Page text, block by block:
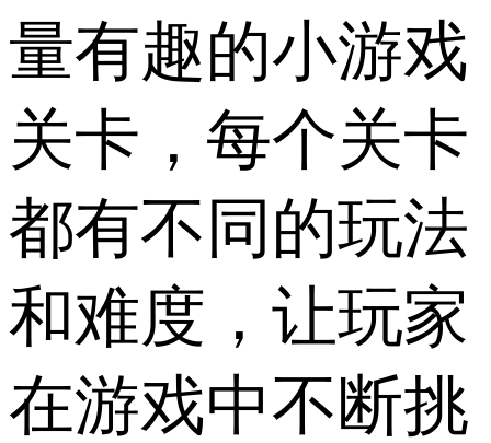
量有趣的小游戏
关卡，每个关卡
都有不同的玩法
和难度，让玩家
在游戏中不断挑